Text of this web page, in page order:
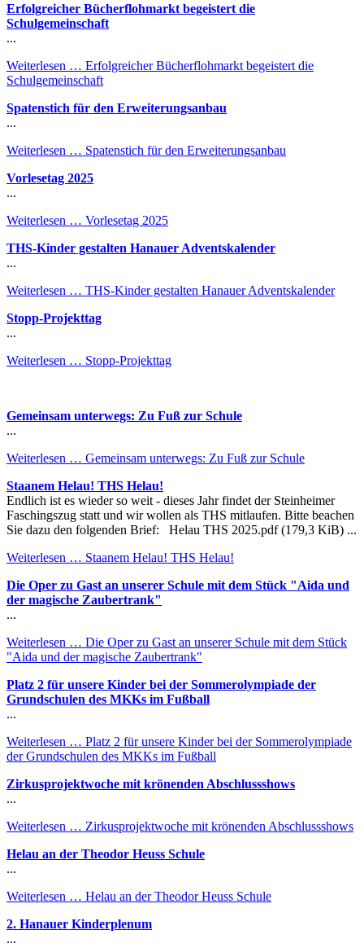
Erfolgreicher Bücherflohmarkt begeistert die
Schulgemeinschaft
...
Weiterlesen … Erfolgreicher Bücherflohmarkt begeistert die
Schulgemeinschaft
Spatenstich für den Erweiterungsanbau
...
Weiterlesen … Spatenstich für den Erweiterungsanbau
Vorlesetag 2025
...
Weiterlesen … Vorlesetag 2025
THS-Kinder gestalten Hanauer Adventskalender
...
Weiterlesen … THS-Kinder gestalten Hanauer Adventskalender
Stopp-Projekttag
...
Weiterlesen … Stopp-Projekttag
Gemeinsam unterwegs: Zu Fuß zur Schule
...
Weiterlesen … Gemeinsam unterwegs: Zu Fuß zur Schule
Staanem Helau! THS Helau!
Endlich ist es wieder so weit - dieses Jahr findet der Steinheimer
Faschingszug statt und wir wollen als THS mitlaufen. Bitte beachen
Sie dazu den folgenden Brief: Helau THS 2025.pdf (179,3 KiB) ...
Weiterlesen … Staanem Helau! THS Helau!
Die Oper zu Gast an unserer Schule mit dem Stück "Aida und
der magische Zaubertrank"
...
Weiterlesen … Die Oper zu Gast an unserer Schule mit dem Stück
"Aida und der magische Zaubertrank"
Platz 2 für unsere Kinder bei der Sommerolympiade der
Grundschulen des MKKs im Fußball
...
Weiterlesen … Platz 2 für unsere Kinder bei der Sommerolympiade
der Grundschulen des MKKs im Fußball
Zirkusprojektwoche mit krönenden Abschlussshows
...
Weiterlesen … Zirkusprojektwoche mit krönenden Abschlussshows
Helau an der Theodor Heuss Schule
...
Weiterlesen … Helau an der Theodor Heuss Schule
2. Hanauer Kinderplenum
...